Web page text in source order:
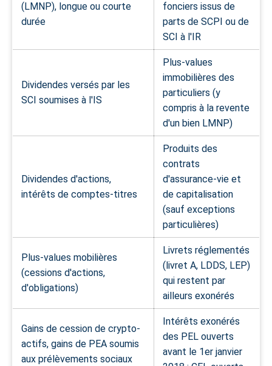
(LMNP), longue ou courte
durée
fonciers issus de
parts de SCPI ou de
SCI à l'IR
Dividendes versés par les
SCI soumises à l'IS
Plus-values
immobilières des
particuliers (y
compris à la revente
d'un bien LMNP)
Dividendes d'actions,
intérêts de comptes-titres
Produits des
contrats
d'assurance-vie et
de capitalisation
(sauf exceptions
particulières)
Plus-values mobilières
(cessions d'actions,
d'obligations)
Livrets réglementés
(livret A, LDDS, LEP)
qui restent par
ailleurs exonérés
Gains de cession de crypto-
actifs, gains de PEA soumis
aux prélèvements sociaux
Intérêts exonérés
des PEL ouverts
avant le 1er janvier